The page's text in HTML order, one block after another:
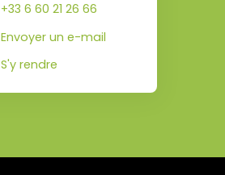
+33 6 60 21 26 66
Envoyer un e-mail
S'y rendre